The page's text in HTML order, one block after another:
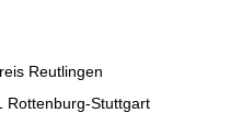
Reutlingen
Rottenburg-Stuttgart